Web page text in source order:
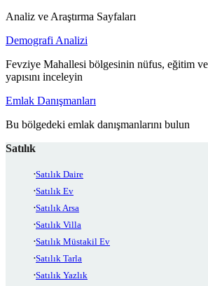
Analiz ve Araştırma Sayfaları
Demografi Analizi
Fevziye Mahallesi bölgesinin nüfus, eğitim
yapısını inceleyin
Emlak Danışmanları
Bu bölgedeki emlak danışmanlarını bulun
Satılık
Satılık Daire
Satılık Ev
Satılık Arsa
Satılık Villa
Satılık Müstakil Ev
Satılık Tarla
Satılık Yazlık